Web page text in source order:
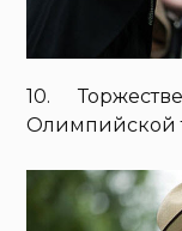
10.
Олимпийской